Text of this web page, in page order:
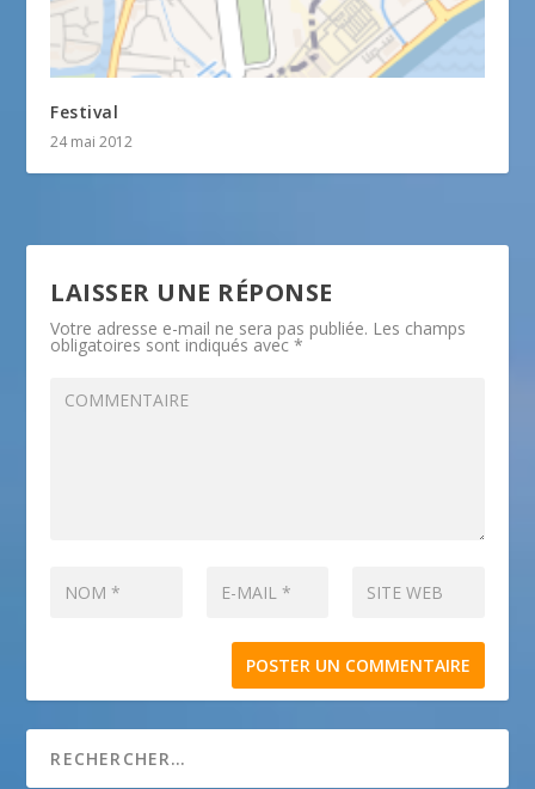
Festival
24 mai 2012
LAISSER UNE RÉPONSE
Votre adresse e-mail ne sera pas publiée. Les champs
obligatoires sont indiqués avec*